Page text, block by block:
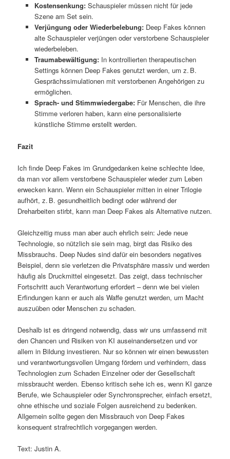
Kostensenkung:Schauspieler müssen nicht für jede
Szene am Set sein.
Verjüngung oder Wiederbelebung:Deep Fakes können
alte Schauspieler verjüngen oder verstorbene Schauspieler
wiederbeleben.
Traumabewältigung:In kontrollierten therapeutischen
Settings können Deep Fakes genutzt werden, um z. B.
Gesprächssimulationen mit verstorbenen Angehörigen zu
ermöglichen.
Sprach- und Stimmwiedergabe:Für Menschen, die ihre
Stimme verloren haben, kann eine personalisierte
künstliche Stimme erstellt werden.
Fazit
Ich finde Deep Fakes im Grundgedanken keine schlechte Idee,
da man vor allem verstorbene Schauspieler wieder zum Leben
erwecken kann. Wenn ein Schauspieler mitten in einer Trilogie
aufhört, z. B. gesundheitlich bedingt oder während der
Dreharbeiten stirbt, kann man Deep Fakes als Alternative nutzen.
Gleichzeitig muss man aber auch ehrlich sein: Jede neue
Technologie, so nützlich sie sein mag, birgt das Risiko des
Missbrauchs. Deep Nudes sind dafür ein besonders negatives
Beispiel, denn sie verletzen die Privatsphäre massiv und werden
häufig als Druckmittel eingesetzt. Das zeigt, dass technischer
Fortschritt auch Verantwortung erfordert – denn wie bei vielen
Erfindungen kann er auch als Waffe genutzt werden, um Macht
auszuüben oder Menschen zu schaden.
Deshalb ist es dringend notwendig, dass wir uns umfassend mit
den Chancen und Risiken von KI auseinandersetzen und vor
allem in Bildung investieren. Nur so können wir einen bewussten
und verantwortungsvollen Umgang fördern und verhindern, dass
Technologien zum Schaden Einzelner oder der Gesellschaft
missbraucht werden. Ebenso kritisch sehe ich es, wenn KI ganze
Berufe, wie Schauspieler oder Synchronsprecher, einfach ersetzt,
ohne ethische und soziale Folgen ausreichend zu bedenken.
Allgemein sollte gegen den Missbrauch von Deep Fakes
konsequent strafrechtlich vorgegangen werden.
Text: Justin A.